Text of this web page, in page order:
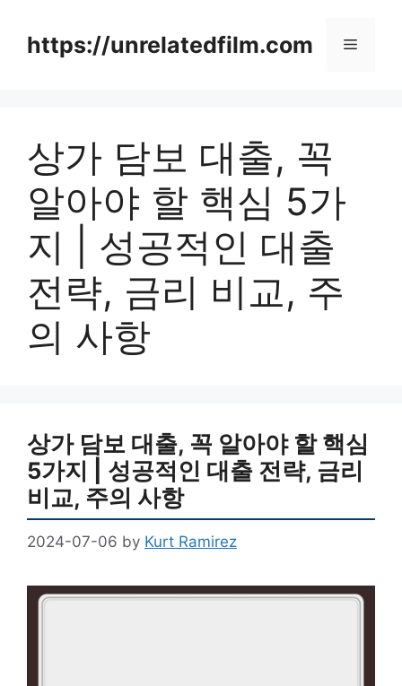
contenthttps://unrelatedfilm.com Menu
상가 담보 대출, 꼭
알아야 할 핵심 5가
지 | 성공적인 대출
전략, 금리 비교, 주
의 사항
상가 담보 대출, 꼭 알아야 할 핵심
5가지 | 성공적인 대출 전략, 금리
비교, 주의 사항
2024-07-06 by Kurt Ramirez